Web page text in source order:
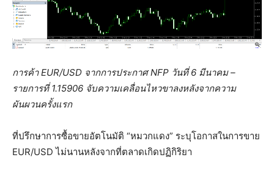
การค้า EUR/USD จากการประกาศ NFP วันที่ 6 มีนาคม –
รายการที่ 1.15906 จับความเคลื่อนไหวขาลงหลังจากความ
ผันผวนครั้งแรก
ที่ปรึกษาการซื้อขายอัตโนมัติ “หมวกแดง” ระบุโอกาสในการขาย
EUR/USD ไม่นานหลังจากที่ตลาดเกิดปฏิกิริยา